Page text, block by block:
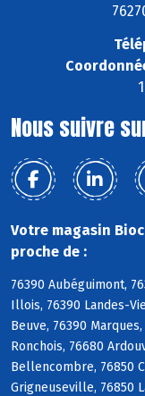
Nous suivre
Votre magasin
proche de :
76390 Aubéguimont,
Illois, 76390 Landes-
Beuve, 76390
Ronchois, 76680
Bellencombre, 76850
Grigneuseville, 76850